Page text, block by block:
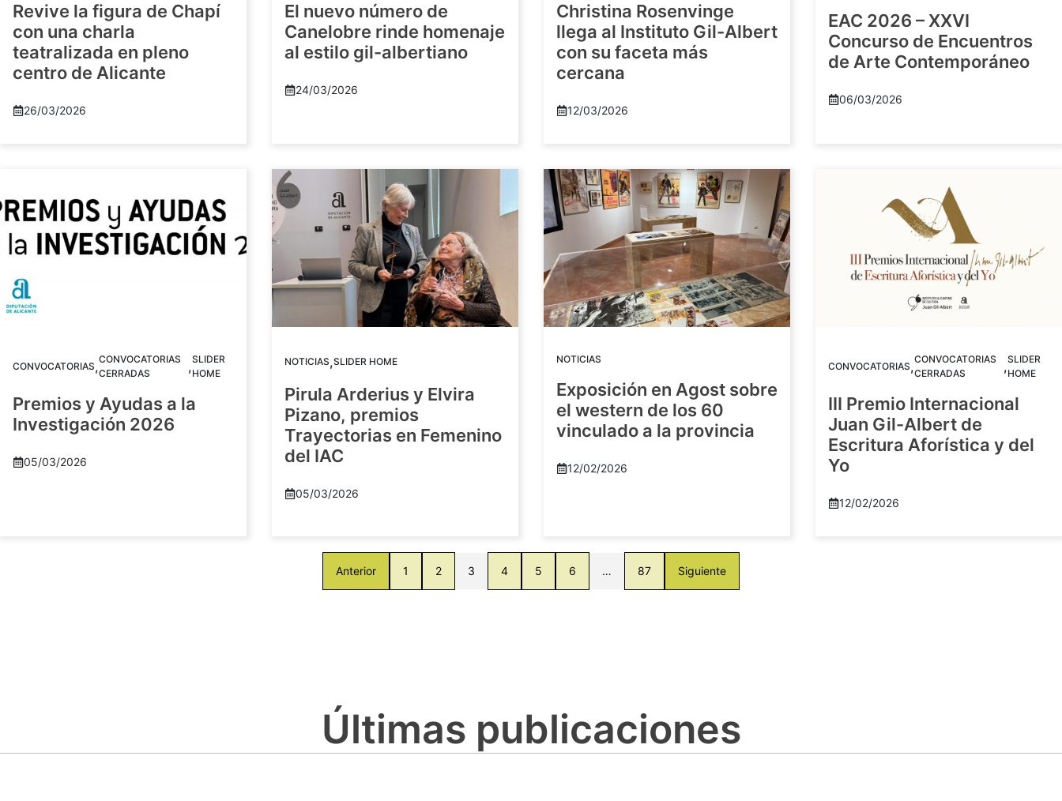
Revive la figura de Chapí
con una charla
teatralizada en pleno
centro de Alicante
26/03/2026
El nuevo número de
Canelobre rinde homenaje
al estilo gil-albertiano
24/03/2026
Christina Rosenvinge
llega al Instituto Gil-Albert
con su faceta más
cercana
12/03/2026
EAC 2026 – XXVI
Concurso de Encuentros
de Arte Contemporáneo
06/03/2026
CONVOCATORIAS,CONVOCATORIAS
CERRADAS
,SLIDER
HOME
Premios y Ayudas a la
Investigación 2026
05/03/2026
NOTICIAS,SLIDER HOME
Pirula Arderius y Elvira
Pizano, premios
Trayectorias en Femenino
del IAC
05/03/2026
NOTICIAS
Exposición en Agost sobre
el western de los 60
vinculado a la provincia
12/02/2026
CONVOCATORIAS,CONVOCATORIAS
CERRADAS
,SLIDER
HOME
III Premio Internacional
Juan Gil-Albert de
Escritura Aforística y del
Yo
12/02/2026
Anterior 1 2 3 4 5 6 … 87 Siguiente
Últimas publicaciones